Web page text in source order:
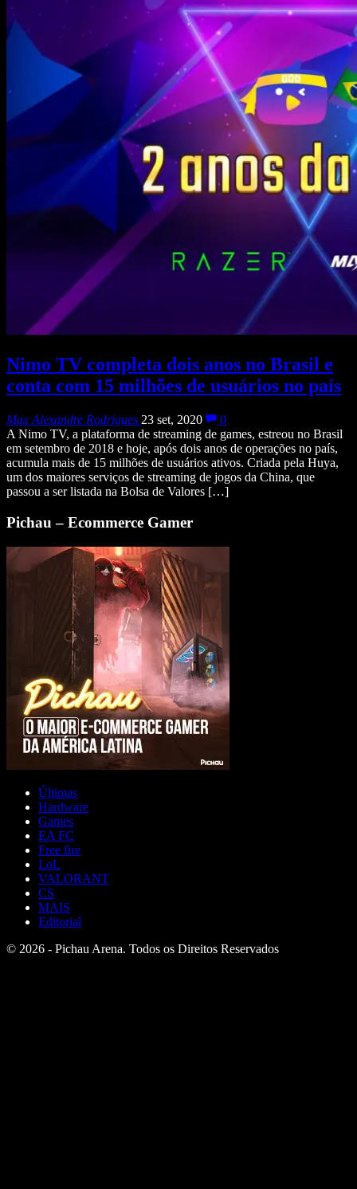
Nimo TV completa dois anos no Brasil e
conta com 15 milhões de usuários no país
Max Alexandre Rodrigues 23 set, 2020
0
A Nimo TV, a plataforma de streaming de games, estreou no Brasil
em setembro de 2018 e hoje, após dois anos de operações no país,
acumula mais de 15 milhões de usuários ativos. Criada pela Huya,
um dos maiores serviços de streaming de jogos da China, que
passou a ser listada na Bolsa de Valores […]
Pichau – Ecommerce Gamer
Últimas
Hardware
Games
EA FC
Free fire
LoL
VALORANT
CS
MAIS
Editorial
© 2026 - Pichau Arena. Todos os Direitos Reservados